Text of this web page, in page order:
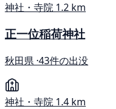
神社・寺院 1.2 km
正一位稲荷神社
秋田県 ·43件の出没
神社・寺院 1.4 km